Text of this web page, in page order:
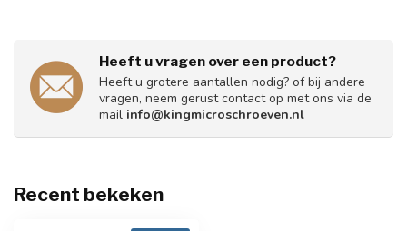
Heeft u vragen over een product?
Heeft u grotere aantallen nodig? of bij andere
vragen, neem gerust contact op met ons via de
mail info@kingmicroschroeven.nl
Recent bekeken